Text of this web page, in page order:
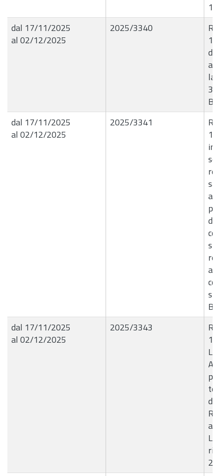
dal 17/11/2025
al 02/12/2025
2025/3340
di
la
dal 17/11/2025
al 02/12/2025
2025/3341
in
dal 17/11/2025
al 02/12/2025
2025/3343